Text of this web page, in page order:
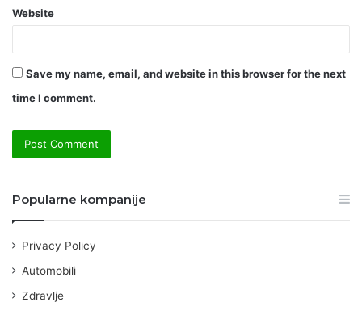
Website
Save my name, email, and website in this browser for the next
time I comment.
Popularne kompanije
Privacy Policy
Automobili
Zdravlje